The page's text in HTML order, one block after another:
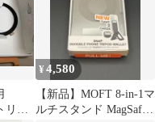
リン
¥4,580
【新品】MOFT 8-in-1マ
ルチスタンド MagSafe